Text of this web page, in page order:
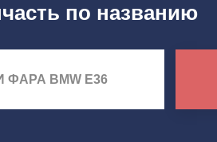
по названию